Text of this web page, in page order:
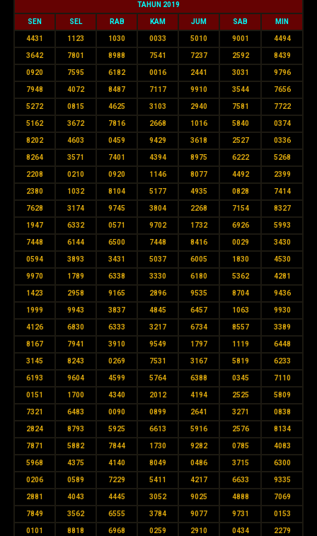
TAHUN 2019
SEN SEL RAB KAM JUM SAB MIN
4431 1123 1030 0033 5010 9001 4494
3642 7801 8988 7541 7237 2592 8439
0920 7595 6182 0016 2441 3031 9796
7948 4072 8487 7117 9910 3544 7656
5272 0815 4625 3103 2940 7581 7722
5162 3672 7816 2668 1016 5840 0374
8202 4603 0459 9429 3618 2527 0336
8264 3571 7401 4394 8975 6222 5268
2208 0210 0920 1146 8077 4492 2399
2380 1032 8104 5177 4935 0828 7414
7628 3174 9745 3804 2268 7154 8327
1947 6332 0571 9702 1732 6926 5993
7448 6144 6500 7448 8416 0029 3430
0594 3893 3431 5037 6005 1830 4530
9970 1789 6338 3330 6180 5362 4281
1423 2958 9165 2896 9535 8704 9436
1999 9943 3837 4845 6457 1063 9930
4126 6830 6333 3217 6734 8557 3389
8167 7941 3910 9549 1797 1119 6448
3145 8243 0269 7531 3167 5819 6233
6193 9604 4599 5764 6388 0345 7110
0151 1700 4340 2012 4194 2525 5809
7321 6483 0090 0899 2641 3271 0838
2824 8793 5925 6613 5916 2576 8134
7871 5882 7844 1730 9282 0785 4083
5968 4375 4140 8049 0486 3715 6300
0206 0589 7229 5411 4217 6633 9335
2881 4043 4445 3052 9025 4888 7069
7849 3562 6555 3784 9077 9731 0153
0101 8818 6968 0259 2910 0434 2279